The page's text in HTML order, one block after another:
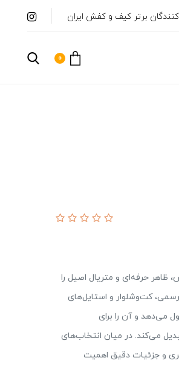
برتر کیف و کفش ایران
0
ظاهر حرفه‌ای و متریال اصیل را
کت‌وشلوار و استایل‌های
می‌دهد و آن را برای
می‌کند. در میان انتخاب‌های
و جزئیات دقیق اهمیت